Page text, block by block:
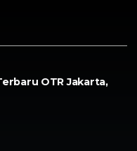
OTR Jakarta,